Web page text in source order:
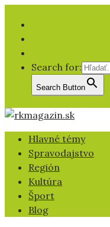
Search for:
Search Button
Hlavné témy
Spravodajstvo
Región
Kultúra
Šport
Blog